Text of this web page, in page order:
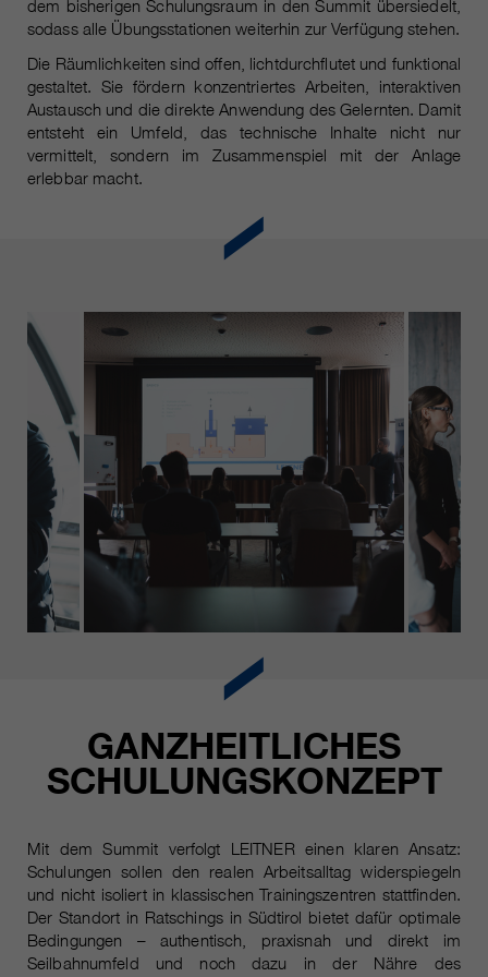
dem bisherigen Schulungsraum in den Summit übersiedelt,
sodass alle Übungsstationen weiterhin zur Verfügung stehen.
Die Räumlichkeiten sind offen, lichtdurchflutet und funktional
gestaltet. Sie fördern konzentriertes Arbeiten, interaktiven
Austausch und die direkte Anwendung des Gelernten. Damit
entsteht ein Umfeld, das technische Inhalte nicht nur
vermittelt, sondern im Zusammenspiel mit der Anlage
erlebbar macht.
GANZHEITLICHES
SCHULUNGSKONZEPT
Mit dem Summit verfolgt LEITNER einen klaren Ansatz:
Schulungen sollen den realen Arbeitsalltag widerspiegeln
und nicht isoliert in klassischen Trainingszentren stattfinden.
Der Standort in Ratschings in Südtirol bietet dafür optimale
Bedingungen – authentisch, praxisnah und direkt im
Seilbahnumfeld und noch dazu in der Nähre des
Zweck
schützen, welches durch Spam-
Bots verursacht wird.
Name cookie_optin
sgalinski Cookie Opt In
Speichert die vom Benutzer
gewählten Cookie-Einstellungen.
_ga, _gid, _gat, __utma, __utmb,
__utmc, __utmd, __utmz
Anbieter Google Analytics
Laufzeit
Mehrere - variieren zwischen 2
Zweck
Diese Cookies werden von Google
Nutzungsinformationen zu
persönlicher und nicht-
personenbezogener Informationen.
Weitere Informationen finden Sie in
den Datenschutzbestimmungen
von Google Analytics unter
https://policies.google.com/privacy.
Gesammelte nicht
personenbezogene Daten werden
verwendet, um Berichte über die
Nutzung der Website zu erstellen,
die uns helfen, unsere Websites /
Apps zu verbessern. Diese
Informationen werden auch an
unsere Kunden / Partner
Cookie-Informationen